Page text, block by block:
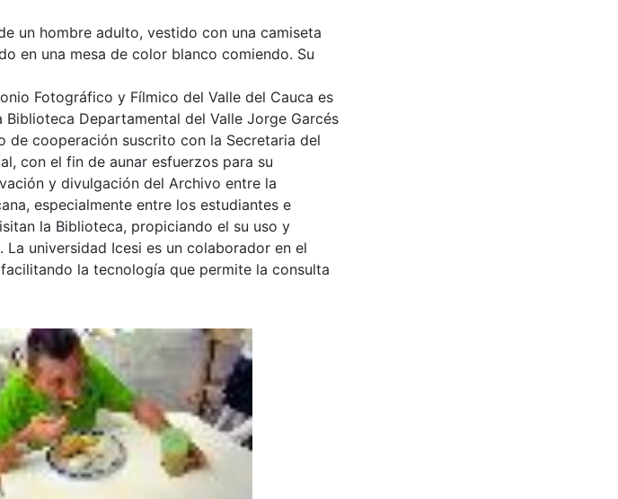
un hombre adulto, vestido con una camiseta
en una mesa de color blanco comiendo. Su
Fotográfico y Fílmico del Valle del Cauca es
Biblioteca Departamental del Valle Jorge Garcés
de cooperación suscrito con la Secretaria del
con el fin de aunar esfuerzos para su
y divulgación del Archivo entre la
especialmente entre los estudiantes e
la Biblioteca, propiciando el su uso y
La universidad Icesi es un colaborador en el
la tecnología que permite la consulta